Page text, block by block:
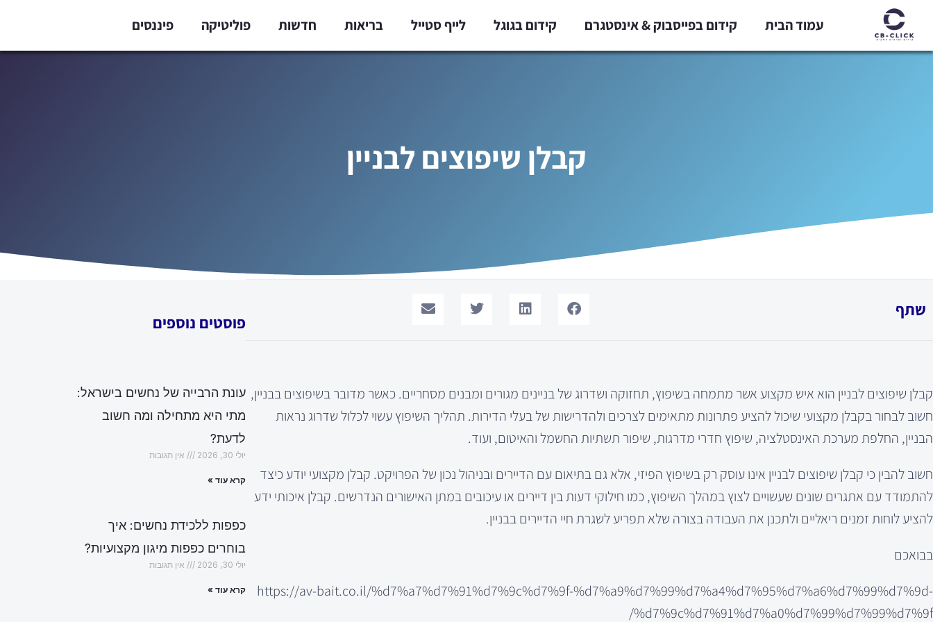
לתוכן
עמוד הבית קידום בפייסבוק & אינסטגרם קידום בגוגל לייף סטייל בריאות חדשות פוליטיקה פיננסים
קבלן שיפוצים לבניין
שתף
קבלן שיפוצים לבניין הוא איש מקצוע אשר מתמחה בשיפוץ, תחזוקה ושדרוג של בניינים מגורים ומבנים מסחריים. כאשר מדובר בשיפוצים בבניין,
חשוב לבחור בקבלן מקצועי שיכול להציע פתרונות מתאימים לצרכים ולהדרישות של בעלי הדירות. תהליך השיפוץ עשוי לכלול שדרוג נראות
הבניין, החלפת מערכת האינסטלציה, שיפוץ חדרי מדרגות, שיפור תשתיות החשמל והאיטום, ועוד.
חשוב להבין כי קבלן שיפוצים לבניין אינו עוסק רק בשיפוץ הפיזי, אלא גם בתיאום עם הדיירים ובניהול נכון של הפרויקט. קבלן מקצועי יודע כיצד
להתמודד עם אתגרים שונים שעשויים לצוץ במהלך השיפוץ, כמו חילוקי דעות בין דיירים או עיכובים במתן האישורים הנדרשים. קבלן איכותי ידע
להציע לוחות זמנים ריאליים ולתכנן את העבודה בצורה שלא תפריע לשגרת חיי הדיירים בבניין.
בבואכם
https://av-bait.co.il/%d7%a7%d7%91%d7%9c%d7%9f-%d7%a9%d7%99%d7%a4%d7%95%d7%a6%d7%99%d7%9d-
%d7%9c%d7%91%d7%a0%d7%99%d7%99%d7%9f/
פוסטים נוספים
עונת הרבייה של נחשים בישראל:
מתי היא מתחילה ומה חשוב
לדעת?
יולי 30, 2026 אין תגובות
קרא עוד »
כפפות ללכידת נחשים: איך
בוחרים כפפות מיגון מקצועיות?
יולי 30, 2026 אין תגובות
קרא עוד »